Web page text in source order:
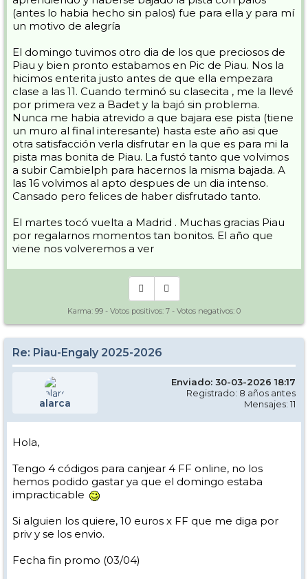
(antes lo habia hecho sin palos) fue para ella y para mí
un motivo de alegría
El domingo tuvimos otro dia de los que preciosos de
Piau y bien pronto estabamos en Pic de Piau. Nos la
hicimos enterita justo antes de que ella empezara
clase a las 11. Cuando terminó su clasecita , me la llevé
por primera vez a Badet y la bajó sin problema.
Nunca me habia atrevido a que bajara ese pista (tiene
un muro al final interesante) hasta este año asi que
otra satisfacción verla disfrutar en la que es para mi la
pista mas bonita de Piau. La fustó tanto que volvimos
a subir Cambielph para hacernos la misma bajada. A
las 16 volvimos al apto despues de un dia intenso.
Cansado pero felices de haber disfrutado tanto.
El martes tocó vuelta a Madrid . Muchas gracias Piau
por regalarnos momentos tan bonitos. El año que
viene nos volveremos a ver
Karma: 99 - Votos positivos: 7 - Votos negativos: 0
Re: Piau-Engaly 2025-2026
alarca
Enviado: 30-03-2026 18:17
Registrado: 8 años antes
Mensajes: 11
Hola,
Tengo 4 códigos para canjear 4 FF online, no los
hemos podido gastar ya que el domingo estaba
impracticable
Si alguien los quiere, 10 euros x FF que me diga por
priv y se los envio.
Fecha fin promo (03/04)